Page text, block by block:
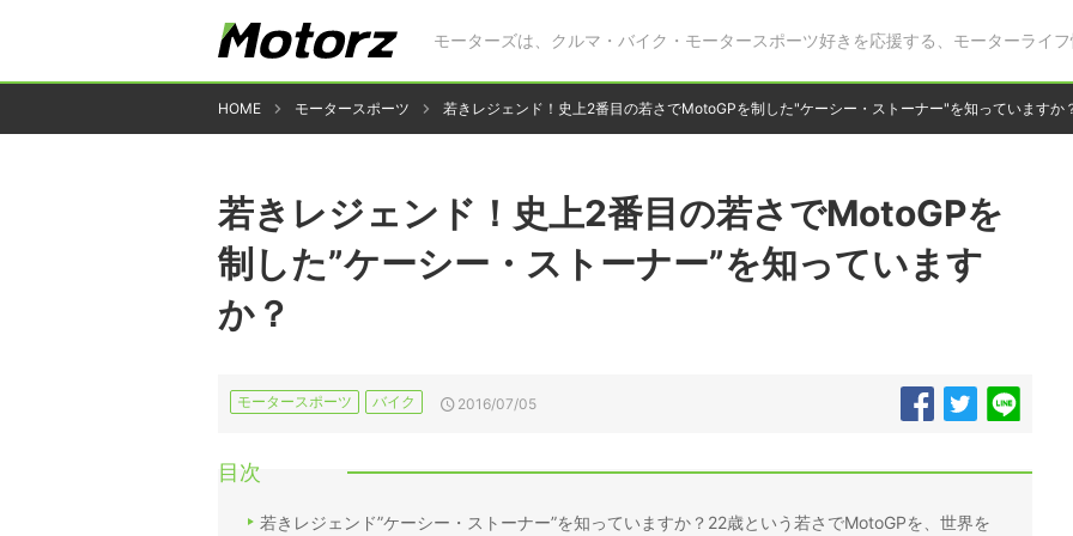
モーターズは、クルマ・バイク・モータースポーツ好きを応援する、モーターライフ
HOME モータースポーツ 若きレジェンド！史上2番目の若さでMotoGPを制した"ケーシー・ストーナー"を知っていますか
若きレジェンド！史上2番目の若さでMotoGPを
制した”ケーシー・ストーナー”を知っています
か？
モータースポーツ バイク 2016/07/05
目次
若きレジェンド”ケーシー・ストーナー”を知っていますか？22歳という若さでMotoGPを、世界を